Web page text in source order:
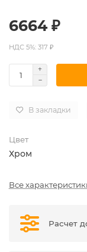
6664 ₽
НДС 5%: 317 ₽
В закладки
Цвет
Хром
Все
Расчет